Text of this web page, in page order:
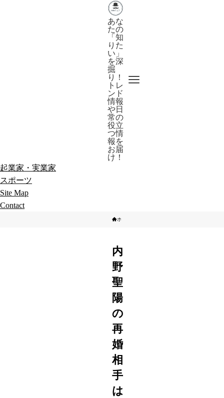
あな
たの
「知
りた
い」
を深
掘
り！
トレ
ンド
情報
や日
常の
役立
つ情
報を
お届
け！
起業家・実業家
スポーツ
Site Map
Contact
ホーム
内
野
聖
陽
の
再
婚
相
手
は